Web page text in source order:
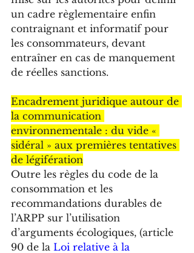
un cadre règlementaire enfin
contraignant et informatif pour
les consommateurs, devant
entraîner en cas de manquement
de réelles sanctions.
Encadrement juridique autour de
la communication
environnementale : du vide «
sidéral » aux premières tentatives
de légifération
Outre les règles du code de la
consommation et les
recommandations durables de
l’ARPP sur l’utilisation
d’arguments écologiques, (article
90 de la Loi relative à la